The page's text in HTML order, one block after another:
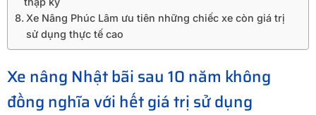
Xe Nâng Phúc Lâm ưu tiên những chiếc xe còn giá trị
sử dụng thực tế cao
Xe nâng Nhật bãi sau 10 năm không
đồng nghĩa với hết giá trị sử dụng